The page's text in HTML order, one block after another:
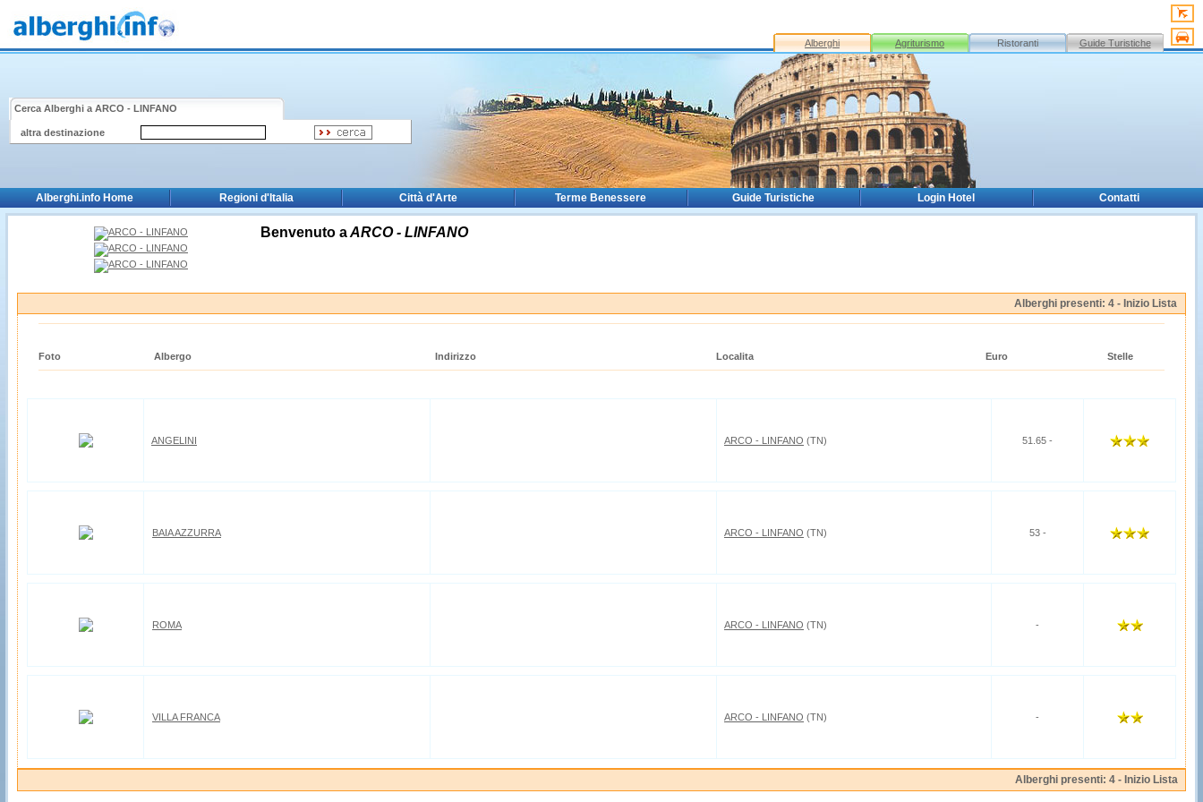
Alberghi Agriturismo Ristoranti Guide Turistiche
Cerca Alberghi a ARCO - LINFANO
altra destinazione
Alberghi.info Home Regioni d'Italia Città d'Arte Terme Benessere Guide Turistiche Login Hotel Contatti
Benvenuto a ARCO - LINFANO
Alberghi presenti: 4 - Inizio Lista
Foto Albergo Indirizzo Localita Euro Stelle
ANGELINI ARCO - LINFANO (TN) 51.65 -
BAIA AZZURRA ARCO - LINFANO (TN) 53 -
ROMA ARCO - LINFANO (TN) -
VILLA FRANCA ARCO - LINFANO (TN) -
Alberghi presenti: 4 - Inizio Lista